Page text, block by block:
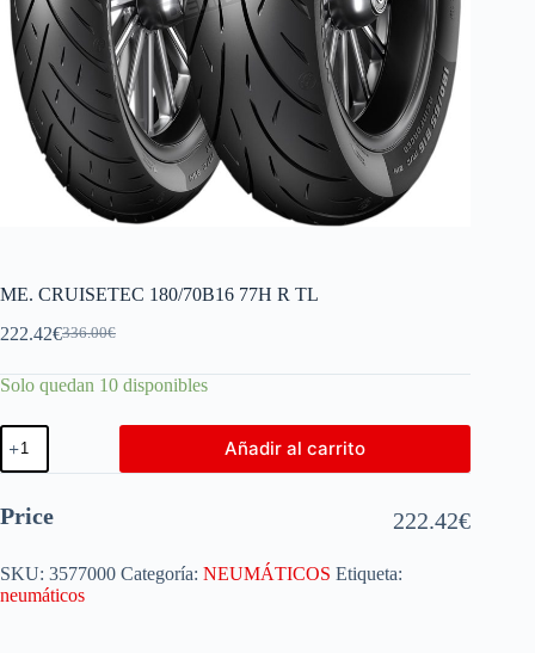
ME. CRUISETEC 180/70B16 77H R TL
336.00€
222.42€
Solo quedan 10 disponibles
Añadir al carrito
Price 222.42€
SKU: 3577000 Categoría: NEUMÁTICOS Etiqueta:
neumáticos